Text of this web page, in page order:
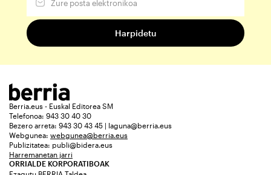
Berria.eus - Euskal Editorea SM
Telefonoa: 943 30 40 30
Bezero arreta: 943 30 43 45 | laguna@berria.eus
Webgunea: webgunea@berria.eus
Publizitatea: publi@bidera.eus
Harremanetan jarri
ORRIALDE KORPORATIBOAK